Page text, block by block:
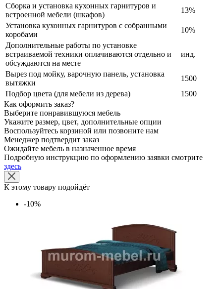
Сборка и установка кухонных гарнитуров и
встроенной мебели (шкафов)
13%
Установка кухонных гарнитуров с собранными
коробами
10%
Дополнительные работы по установке
встраиваемой техники оплачиваются отдельно и
обсуждаются на месте
инд.
Вырез под мойку, варочную панель, установка
вытяжки
1500
Подбор цвета (для мебели из дерева)
1500
Как оформить заказ?
Выберите понравившуюся мебель
Укажите размер, цвет, дополнительные опции
Воспользуйтесь корзиной или позвоните нам
Менеджер подтвердит заказ
Ожидайте мебель в назначенное время
Подробную инструкцию по оформлению заявки смотрите
здесь
К этому товару подойдёт
-10%